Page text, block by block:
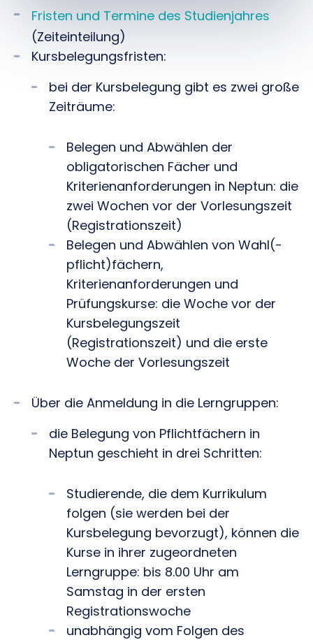
Fristen und Termine des Studienjahres
(Zeiteinteilung)
Kursbelegungsfristen:
bei der Kursbelegung gibt es zwei große
Zeiträume:
Belegen und Abwählen der
obligatorischen Fächer und
Kriterienanforderungen in Neptun: die
zwei Wochen vor der Vorlesungszeit
(Registrationszeit)
Belegen und Abwählen von Wahl(-
pflicht)fächern,
Kriterienanforderungen und
Prüfungskurse: die Woche vor der
Kursbelegungszeit
(Registrationszeit) und die erste
Woche der Vorlesungszeit
Über die Anmeldung in die Lerngruppen:
die Belegung von Pflichtfächern in
Neptun geschieht in drei Schritten:
Studierende, die dem Kurrikulum
folgen (sie werden bei der
Kursbelegung bevorzugt), können die
Kurse in ihrer zugeordneten
Lerngruppe: bis 8.00 Uhr am
Samstag in der ersten
Registrationswoche
unabhängig vom Folgen des